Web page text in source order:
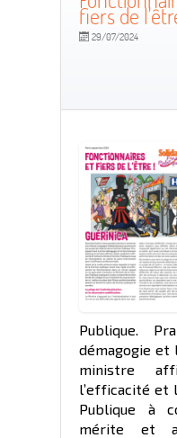
fiers de
29/07/2024
Publique.
démagogie et
ministre
l’efficacité et
Publique à
mérite et